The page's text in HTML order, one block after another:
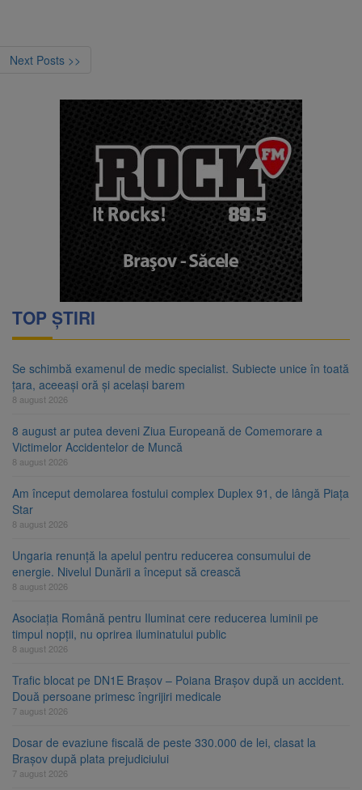
Next Posts >>
TOP ȘTIRI
Se schimbă examenul de medic specialist. Subiecte unice în toată
țara, aceeași oră și același barem
8 august 2026
8 august ar putea deveni Ziua Europeană de Comemorare a
Victimelor Accidentelor de Muncă
8 august 2026
Am început demolarea fostului complex Duplex 91, de lângă Piața
Star
8 august 2026
Ungaria renunță la apelul pentru reducerea consumului de
energie. Nivelul Dunării a început să crească
8 august 2026
Asociația Română pentru Iluminat cere reducerea luminii pe
timpul nopții, nu oprirea iluminatului public
8 august 2026
Trafic blocat pe DN1E Brașov – Poiana Brașov după un accident.
Două persoane primesc îngrijiri medicale
7 august 2026
Dosar de evaziune fiscală de peste 330.000 de lei, clasat la
Brașov după plata prejudiciului
7 august 2026